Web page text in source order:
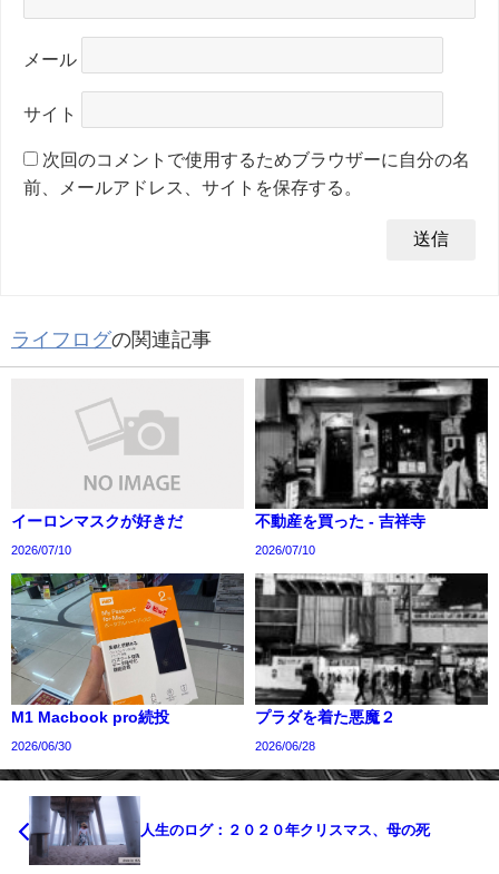
メール
サイト
次回のコメントで使用するためブラウザーに自分の名
前、メールアドレス、サイトを保存する。
ライフログの関連記事
イーロンマスクが好きだ
2026/07/10
不動産を買った - 吉祥寺
2026/07/10
M1 Macbook pro続投
2026/06/30
プラダを着た悪魔２
2026/06/28
人生のログ：２０２０年クリスマス、母の死